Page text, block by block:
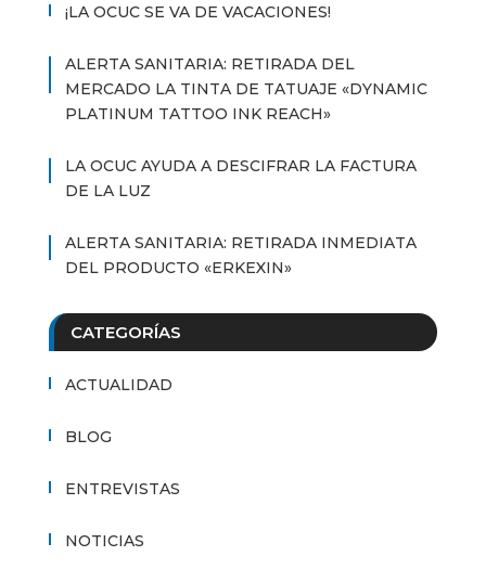
¡LA OCUC SE VA DE VACACIONES!
ALERTA SANITARIA: RETIRADA DEL
MERCADO LA TINTA DE TATUAJE «DYNAMIC
PLATINUM TATTOO INK REACH»
LA OCUC AYUDA A DESCIFRAR LA FACTURA
DE LA LUZ
ALERTA SANITARIA: RETIRADA INMEDIATA
DEL PRODUCTO «ERKEXIN»
CATEGORÍAS
ACTUALIDAD
BLOG
ENTREVISTAS
NOTICIAS